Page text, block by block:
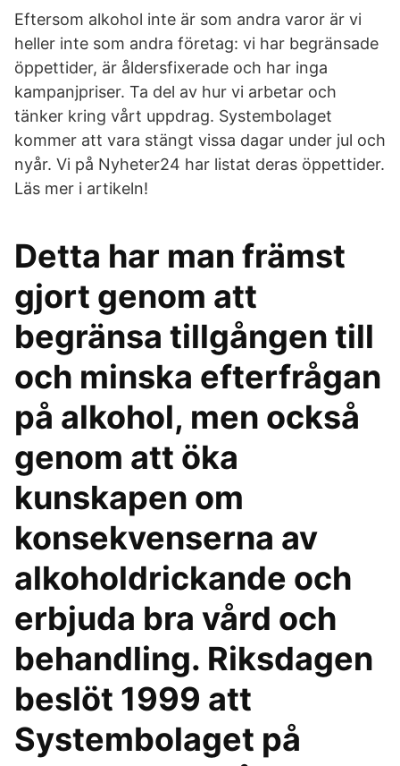
Eftersom alkohol inte är som andra varor är vi
heller inte som andra företag: vi har begränsade
öppettider, är åldersfixerade och har inga
kampanjpriser. Ta del av hur vi arbetar och
tänker kring vårt uppdrag. Systembolaget
kommer att vara stängt vissa dagar under jul och
nyår. Vi på Nyheter24 har listat deras öppettider.
Läs mer i artikeln!
Detta har man främst
gjort genom att
begränsa tillgången till
och minska efterfrågan
på alkohol, men också
genom att öka
kunskapen om
konsekvenserna av
alkoholdrickande och
erbjuda bra vård och
behandling. Riksdagen
beslöt 1999 att
Systembolaget på